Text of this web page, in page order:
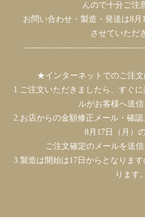
んので十分ご注
お問い合わせ・製造・発送は8月
させていただ
★インターネットでのご注
1.ご注文いただきましたら、すぐ
ルがお客様へ送信
2.お店からの金額修正メール・確
8月17日（月）
ご注文確定のメールを送信
3.製造は開始は17日からとなりま
ります。